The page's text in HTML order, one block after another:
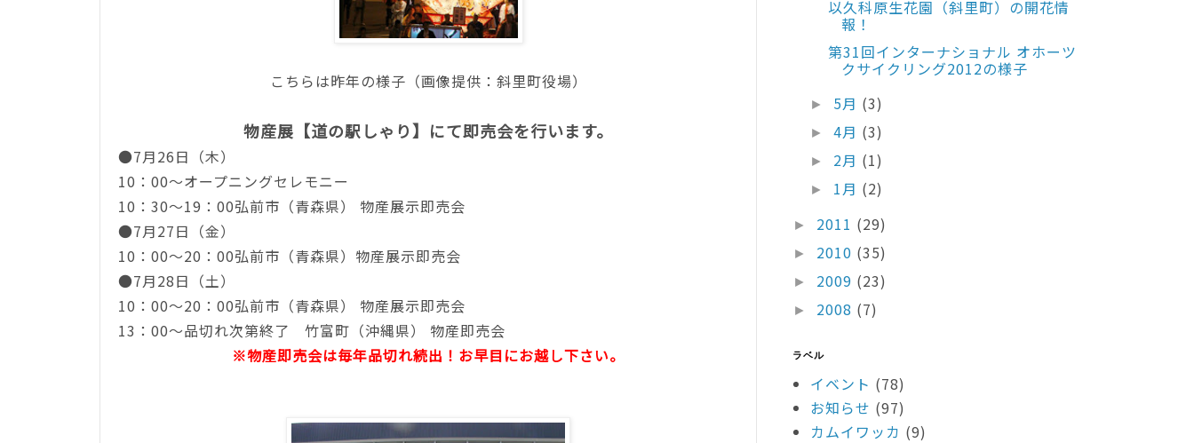
こちらは昨年の様子（画像提供：斜里町役場）
物産展【道の駅しゃり】にて即売会を行います。
●7月26日（木）
10：00～オープニングセレモニー
10：30～19：00弘前市（青森県） 物産展示即売会
●7月27日（金）
10：00～20：00弘前市（青森県）物産展示即売会
●7月28日（土）
10：00～20：00弘前市（青森県） 物産展示即売会
13：00～品切れ次第終了 竹富町（沖縄県） 物産即売会
※物産即売会は毎年品切れ続出！お早目にお越し下さい。
以久科原生花園（斜里町）の開花情
報！
第31回インターナショナル オホーツ
クサイクリング2012の様子
► 5月 (3)
►4月 (3)
► 2月 (1)
► 1月 (2)
► 2011 (29)
► 2010 (35)
► 2009 (23)
► 2008 (7)
ラベル
イベント (78)
お知らせ (97)
カムイワッカ (9)